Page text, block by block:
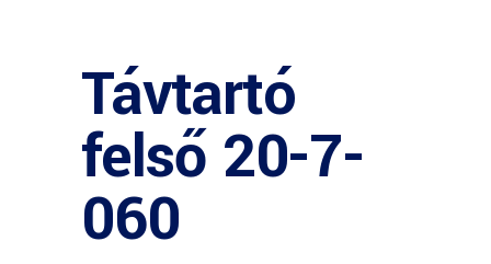
Távtartó
felső 20-7-
060